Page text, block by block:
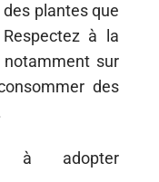
plantes que
à la
notamment sur
des
à adopter